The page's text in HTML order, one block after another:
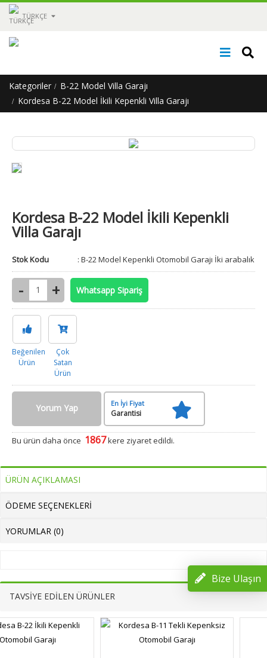
TÜRKÇE
Bize Ulaşın
Kategoriler
B-22 Model Villa Garajı
Kordesa B-22 Model İkili Kepenkli Villa Garajı
Kordesa B-22 Model İkili Kepenkli
Villa Garajı
Stok Kodu : B-22 Model Kepenkli Otomobil Garajı İki arabalık
Whatsapp Sipariş
Beğenilen
Ürün
Çok
Satan
Ürün
Yorum Yap En İyi Fiyat
Garantisi
Bu ürün daha önce 1867kere ziyaret edildi.
ÜRÜN AÇIKLAMASI
ÖDEME SEÇENEKLERI
YORUMLAR (0)
TAVSİYE EDİLEN ÜRÜNLER